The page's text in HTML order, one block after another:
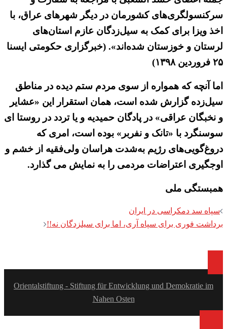
سرکنسولگری‌های کشورمان در دیگر شهرهای عراق، با
اخذ ویزا برای کمک به سیل‌زدگان عازم استان‌های
لرستان و خوزستان شده‌اند». (خبرگزاری حکومتی ایسنا
۲۵ فروردین ۱۳۹۸)
اما آنچه که همواره از سوی مردم ستم دیده در مناطق
سیل‌زده گزارش شده است، همان استقرار این «عشایر
و نخبگان عراقی» در پادگان حمیدیه و یا تردد در روستا ای
سوسنگرد با «تانک و نفربر» بوده است، امری که
دروغ‌گویی‌های رژیم به‌شدت هراسان ولی‌فقیه از خشم و
اوجگیری اعتراضات مردمی را به نمایش می گذارد.
همبستگی ملی
Post
navigation
سپاه سد دمکراسی در ایران
برداشت فوری برای سپاه آری، اما برای سیلزدگان نه!!
Orientalstiftung - Stiftung für Entwicklung und Demokratie im
Nahen Osten